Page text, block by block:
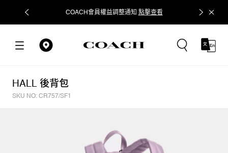
COACH會員權益調整通知 點擊查看 立即追蹤
HALL 後背包
SKU NO: CR757/SF1